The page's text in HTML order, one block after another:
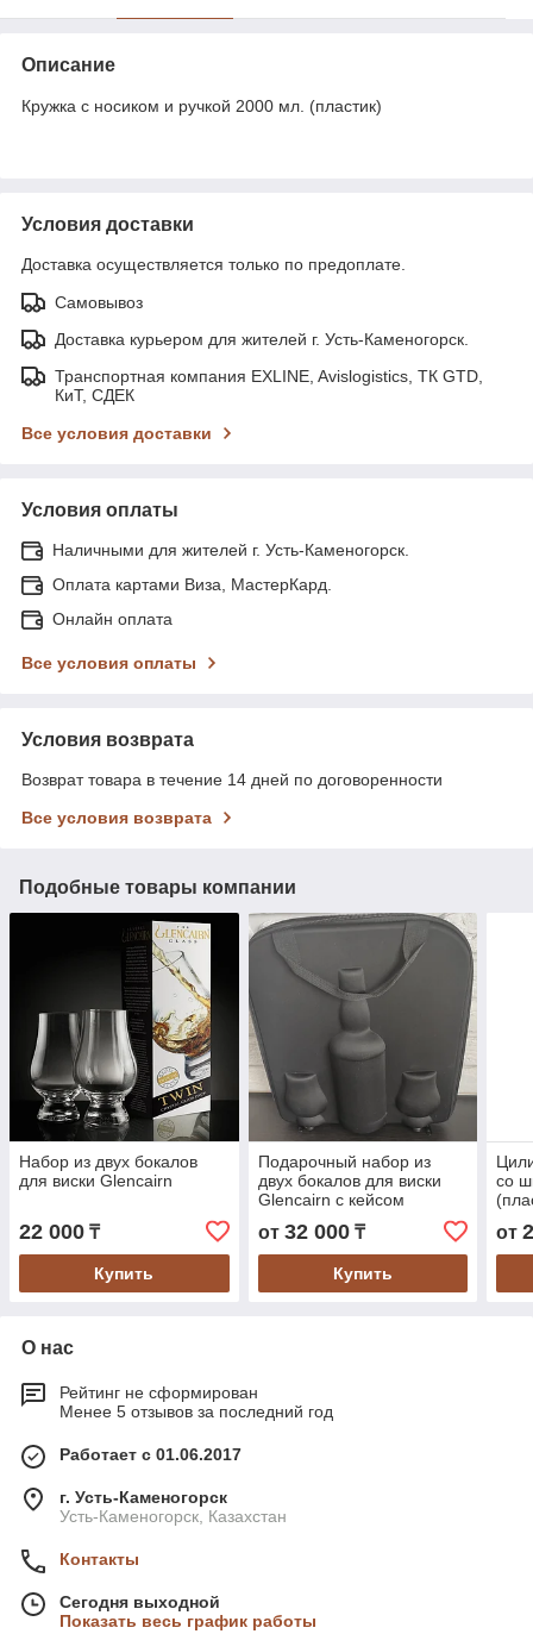
Описание
Кружка с носиком и ручкой 2000 мл. (пластик)
Условия доставки
Доставка осуществляется только по предоплате.
Самовывоз
Доставка курьером для жителей г. Усть-Каменогорск.
Транспортная компания EXLINE, Avislogistics, ТК GTD,
КиТ, СДЕК
Все условия доставки
Условия оплаты
Наличными для жителей г. Усть-Каменогорск.
Оплата картами Виза, МастерКард.
Онлайн оплата
Все условия оплаты
Условия возврата
Возврат товара в течение 14 дней по договоренности
Все условия возврата
Подобные товары компании
Набор из двух бокалов
для виски Glencairn
22 000 ₸
Купить
Подарочный набор из
двух бокалов для виски
Glencairn с кейсом
от 32 000₸
Купить
со
от
О нас
Рейтинг не сформирован
Менее 5 отзывов за последний год
Работает с 01.06.2017
г. Усть-Каменогорск
Усть-Каменогорск, Казахстан
Контакты
Сегодня выходной
Показать весь график работы